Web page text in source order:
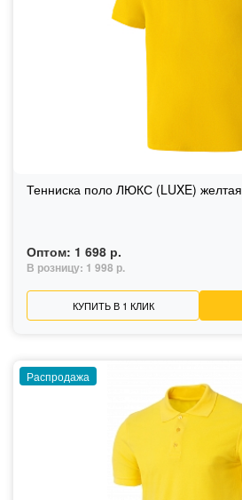
Тенниска поло ЛЮКС (LUXE) желтая
Оптом: 1 698 р.
В розницу: 1 998 р.
КУПИТЬ В 1 КЛИК
Распродажа